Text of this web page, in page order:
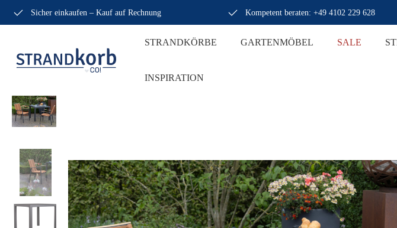
Sicher einkaufen – Kauf auf Rechnung Kompetent beraten: +49 4102 229 628
STRANDKÖRBE GARTENMÖBEL SALE
INSPIRATION